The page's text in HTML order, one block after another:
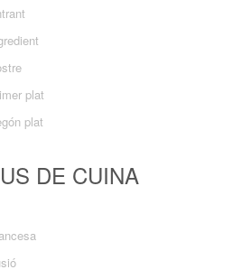
plat
plat
DE CUINA